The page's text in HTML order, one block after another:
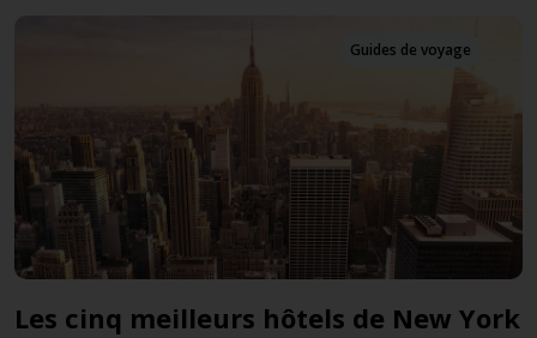
Guides de voyage
New York – la ville qui ne dort jamais